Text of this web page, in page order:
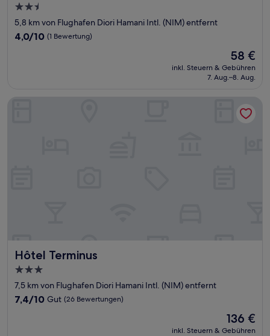
2.5-
Sterne-
Unterkunft
5,8 km von Flughafen Diori Hamani Intl. (NIM) entfernt
4.0
4,0/10 (1 Bewertung)
Der
Preis
beträgt
58 €
inkl. Steuern & Gebühren
7. Aug.–8. Aug.
Hôtel Terminus
Hôtel Terminus
3.0-
Sterne-
Unterkunft
7,5 km von Flughafen Diori Hamani Intl. (NIM) entfernt
7.4
7,4/10 Gut (26 Bewertungen)
Der
Preis
136 €
inkl. Steuern & Gebühren
Hôtel Terminus